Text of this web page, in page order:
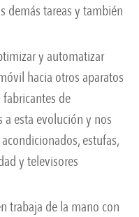
demás tareas y también
y automatizar
hacia otros aparatos
de
esta evolución y nos
estufas,
y televisores
trabaja de la mano con